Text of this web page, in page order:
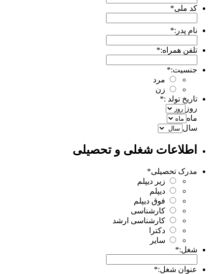
کد ملی*
نام پدر:*
تلفن همراه:*
جنسیت:*
مرد
زن
تاریخ تولد :*
روز
ماه
سال
اطلاعات شغلی و تحصیلی
مدرک تحصیلی*
زیر دیپلم
دیپلم
فوق دیپلم
کارشناسی
کارشناسی ارشد
دکترا
سایر
شغل:*
عنوان شغل:*